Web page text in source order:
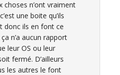
choses n’ont vraiment
une boite qu’ils
donc ils en font ce
n’a aucun rapport
leur OS ou leur
fermé. D’ailleurs
les autres le font